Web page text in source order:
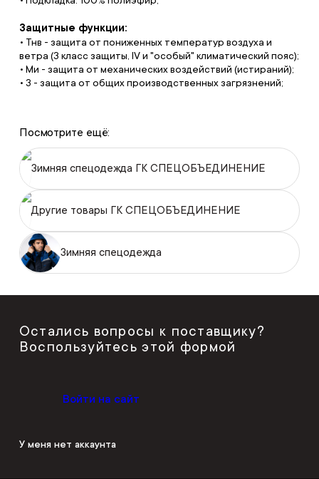
Защитные функции:
• Тнв - защита от пониженных температур воздуха и
ветра (3 класс защиты, IV и "особый" климатический пояс);
• Ми - защита от механических воздействий (истираний);
• З - защита от общих производственных загрязнений;
Посмотрите ещё:
Зимняя спецодежда ГК СПЕЦОБЪЕДИНЕНИЕ
Другие товары ГК СПЕЦОБЪЕДИНЕНИЕ
Зимняя спецодежда
Остались вопросы к поставщику?
Воспользуйтесь этой формой
Войти на сайт
У меня нет аккаунта